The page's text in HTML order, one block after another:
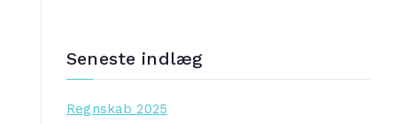
Seneste indlæg
Regnskab 2025